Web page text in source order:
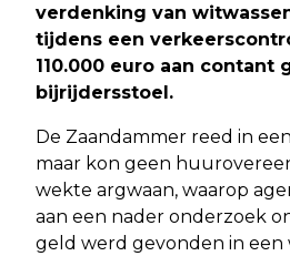
verdenking van
tijdens een
110.000 euro aan contant
bijrijdersstoel.
De Zaandammer reed in
maar kon geen
wekte argwaan, waarop
aan een nader onderzoek
geld werd gevonden in een